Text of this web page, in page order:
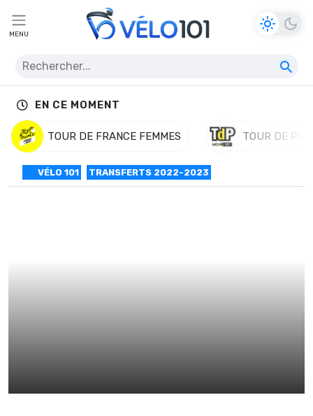
MENU
EN CE MOMENT
TOUR DE FRANCE FEMMES TOUR DE
VÉLO 101 TRANSFERTS 2022-2023